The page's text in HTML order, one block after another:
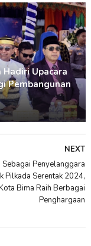
Upacara
Pembangunan
NEXT
Penyelanggara
Pilkada Serentak 2024,
Bima Raih Berbagai
Penghargaan